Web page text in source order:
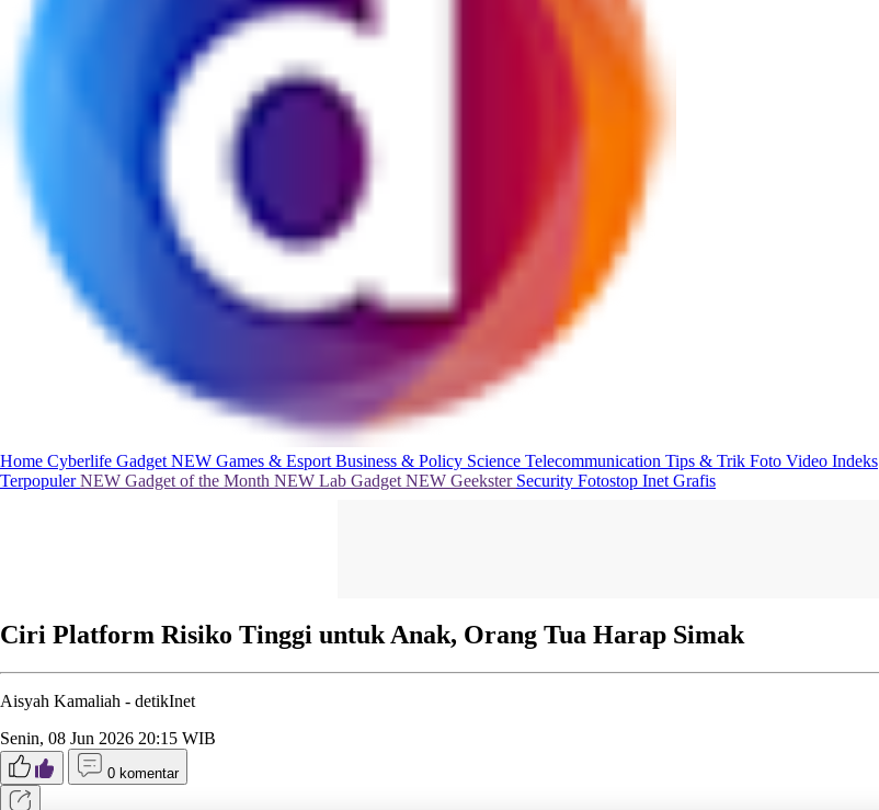
Home Cyberlife Gadget NEW Games & Esport Business & Policy Science Telecommunication Tips & Trik Foto Video Indeks
TerpopulerNEW Gadget of the Month NEW Lab Gadget NEW Geekster Security Fotostop Inet Grafis
Ciri Platform Risiko Tinggi untuk Anak, Orang Tua Harap Simak
Aisyah Kamaliah - detikInet
Senin, 08 Jun 2026 20:15 WIB
0 komentar